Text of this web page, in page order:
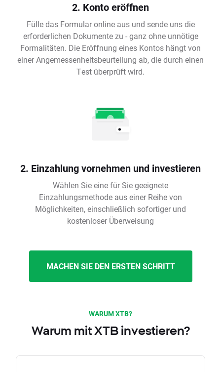
2. Konto eröffnen
Fülle das Formular online aus und sende uns die
erforderlichen Dokumente zu - ganz ohne unnötige
Formalitäten. Die Eröffnung eines Kontos hängt von
einer Angemessenheitsbeurteilung ab, die durch einen
Test überprüft wird.
2. Einzahlung vornehmen und investieren
Wählen Sie eine für Sie geeignete
Einzahlungsmethode aus einer Reihe von
Möglichkeiten, einschließlich sofortiger und
kostenloser Überweisung
MACHEN SIE DEN ERSTEN SCHRITT
WARUM XTB?
Warum mit XTB investieren?